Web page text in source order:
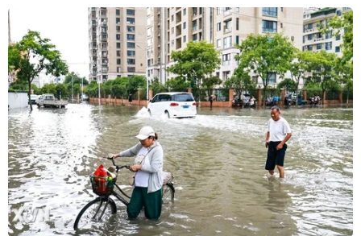
Uber triển khai cho thuê 500 xe đạp điện Jump và 500 xe điện
scooter tại Paris. (Nguồn: AFP)
Hãng cung cấp dịch vụ xe chung quốc tế Uber
cho biết sẽ bắt đầu triển khai dịch vụ cho thuê
xe điện 2 bánh trên các đường phố Paris của
Pháp ngay từ tuần này.